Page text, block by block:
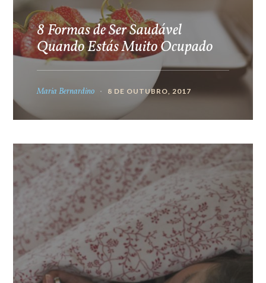
8 Formas de Ser Saudável
Quando Estás Muito Ocupado
Maria Bernardino 8 DE OUTUBRO, 2017